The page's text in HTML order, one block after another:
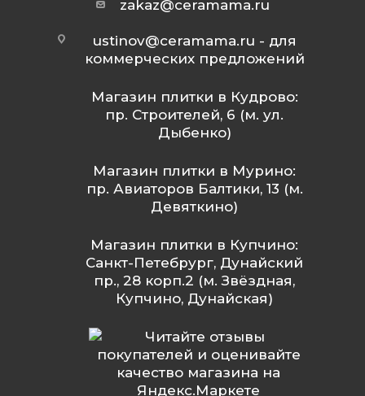
zakaz@ceramama.ru
ustinov@ceramama.ru - для
коммерческих предложений
Магазин плитки в Кудрово:
пр. Строителей, 6 (м. ул.
Дыбенко)
Магазин плитки в Мурино:
пр. Авиаторов Балтики, 13 (м.
Девяткино)
Магазин плитки в Купчино:
Санкт-Петебрург, Дунайский
пр., 28 корп.2 (м. Звёздная,
Купчино, Дунайская)